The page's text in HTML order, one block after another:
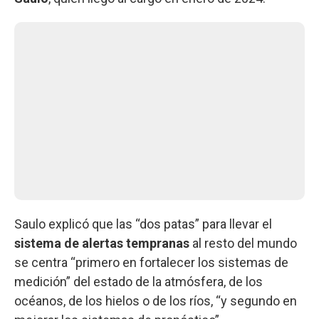
Saulo explicó que las “dos patas” para llevar el
sistema de alertas tempranas al resto del mundo
se centra “primero en fortalecer los sistemas de
medición” del estado de la atmósfera, de los
océanos, de los hielos o de los ríos, “y segundo en